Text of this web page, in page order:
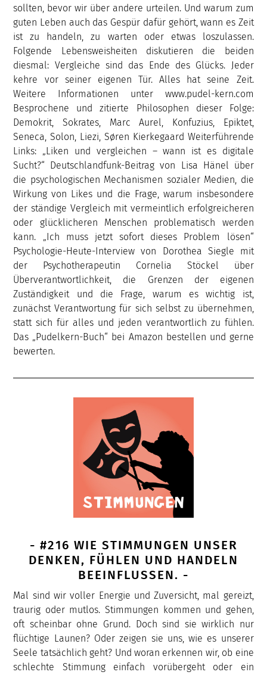
sollten, bevor wir über andere urteilen. Und warum zum
guten Leben auch das Gespür dafür gehört, wann es Zeit
ist zu handeln, zu warten oder etwas loszulassen.
Folgende Lebensweisheiten diskutieren die beiden
diesmal: Vergleiche sind das Ende des Glücks. Jeder
kehre vor seiner eigenen Tür. Alles hat seine Zeit.
Weitere Informationen unter www.pudel-kern.com
Besprochene und zitierte Philosophen dieser Folge:
Demokrit, Sokrates, Marc Aurel, Konfuzius, Epiktet,
Seneca, Solon, Liezi, Søren Kierkegaard Weiterführende
Links: „Liken und vergleichen – wann ist es digitale
Sucht?“ Deutschlandfunk-Beitrag von Lisa Hänel über
die psychologischen Mechanismen sozialer Medien, die
Wirkung von Likes und die Frage, warum insbesondere
der ständige Vergleich mit vermeintlich erfolgreicheren
oder glücklicheren Menschen problematisch werden
kann. „Ich muss jetzt sofort dieses Problem lösen“
Psychologie-Heute-Interview von Dorothea Siegle mit
der Psychotherapeutin Cornelia Stöckel über
Überverantwortlichkeit, die Grenzen der eigenen
Zuständigkeit und die Frage, warum es wichtig ist,
zunächst Verantwortung für sich selbst zu übernehmen,
statt sich für alles und jeden verantwortlich zu fühlen.
Das „Pudelkern-Buch“ bei Amazon bestellen und gerne
bewerten.
- #216 WIE STIMMUNGEN UNSER
DENKEN, FÜHLEN UND HANDELN
BEEINFLUSSEN. -
Mal sind wir voller Energie und Zuversicht, mal gereizt,
traurig oder mutlos. Stimmungen kommen und gehen,
oft scheinbar ohne Grund. Doch sind sie wirklich nur
flüchtige Launen? Oder zeigen sie uns, wie es unserer
Seele tatsächlich geht? Und woran erkennen wir, ob eine
schlechte Stimmung einfach vorübergeht oder ein